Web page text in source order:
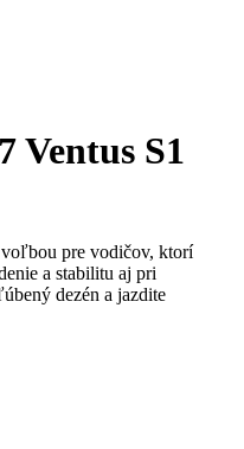
Ventus S1
pre vodičov, ktorí
a stabilitu aj pri
dezén a jazdite